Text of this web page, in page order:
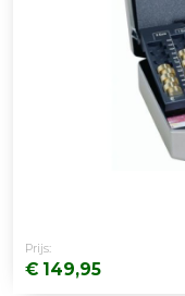
Prijs:
€ 149,95